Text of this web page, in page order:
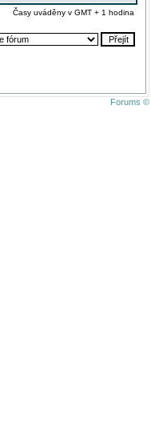
Časy uváděny v GMT + 1 hodina
Forums ©